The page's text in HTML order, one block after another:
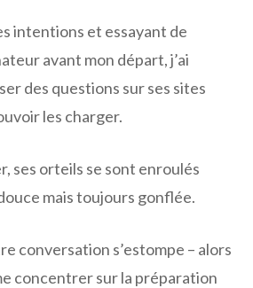
intentions et essayant de
avant mon départ, j’ai
des questions sur ses sites
les charger.
ses orteils se sont enroulés
mais toujours gonflée.
conversation s’estompe – alors
concentrer sur la préparation